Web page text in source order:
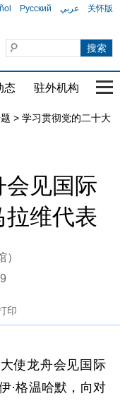
Русский عربي 关怀版
态 驻外机构 国
> 学习贯彻党的二十大
见国际
拉维代表
）
印
使龙舟会见国际
·格温哈默，向对